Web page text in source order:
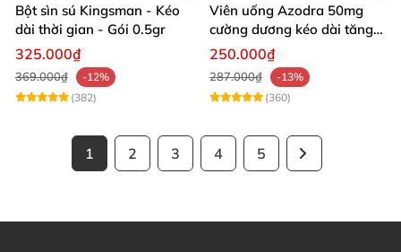
Bột sìn sú Kingsman - Kéo
dài thời gian - Gói 0.5gr
325.000₫
369.000₫
-12%
(382)
Viên uống Azodra 50mg
cường dương kéo dài tăng
sinh lý nam
250.000₫
287.000₫
-13%
(360)
1 2 3 4 5